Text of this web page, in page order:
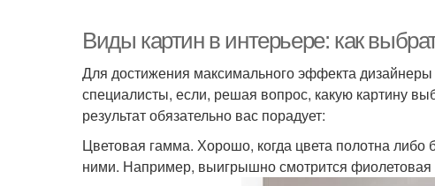
Виды картин в интерьере: как
Для достижения максимального эффекта дизайнеры
специалисты, если, решая вопрос, какую картину
результат обязательно вас порадует:
Цветовая гамма. Хорошо, когда цвета полотна либо
ними. Например, выигрышно смотрится фиолетовая